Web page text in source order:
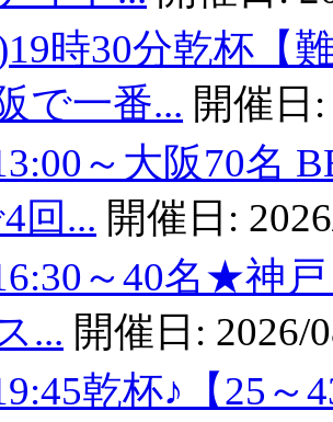
時30分乾杯【
で一番... 開催日
～大阪70名
回... 開催日:
～40名★神
... 開催日: 2026/
乾杯♪【25